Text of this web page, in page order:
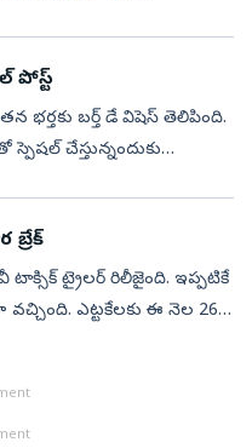
పోస్ట్
బర్త్ డే విషెస్ తెలిపింది.
చేస్తున్నందుకు
ట్రైలర్ రిలీజైంది. ఇప్పటికే
ఎట్టకేలకు ఈ నెల 26న